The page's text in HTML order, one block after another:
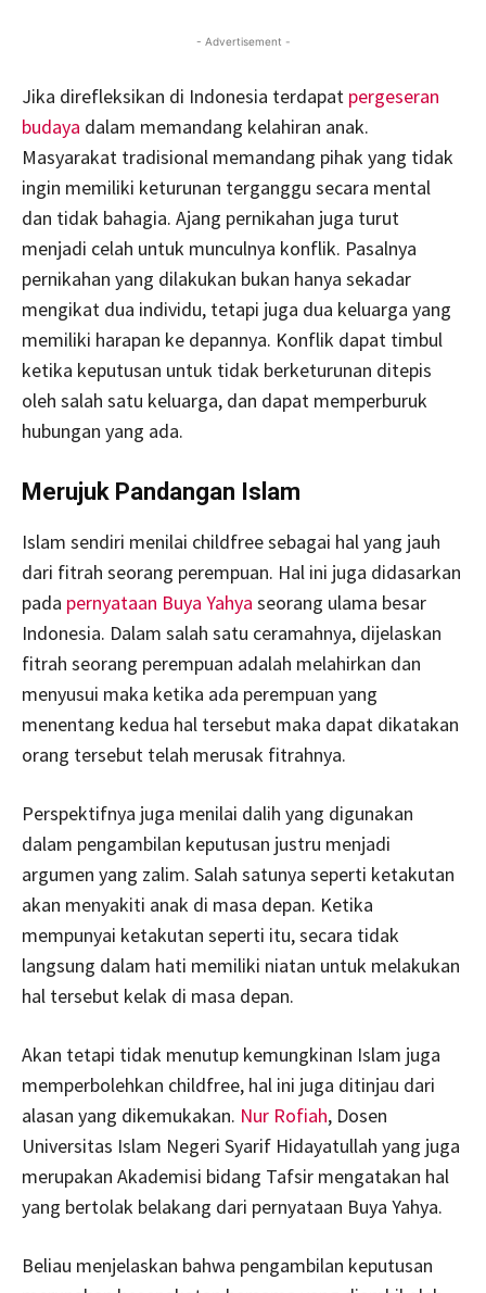
- Advertisement -
Jika direfleksikan di Indonesia terdapat pergeseran
budaya dalam memandang kelahiran anak.
Masyarakat tradisional memandang pihak yang tidak
ingin memiliki keturunan terganggu secara mental
dan tidak bahagia. Ajang pernikahan juga turut
menjadi celah untuk munculnya konflik. Pasalnya
pernikahan yang dilakukan bukan hanya sekadar
mengikat dua individu, tetapi juga dua keluarga yang
memiliki harapan ke depannya. Konflik dapat timbul
ketika keputusan untuk tidak berketurunan ditepis
oleh salah satu keluarga, dan dapat memperburuk
hubungan yang ada.
Merujuk Pandangan Islam
Islam sendiri menilai childfree sebagai hal yang jauh
dari fitrah seorang perempuan. Hal ini juga didasarkan
pada pernyataan Buya Yahya seorang ulama besar
Indonesia. Dalam salah satu ceramahnya, dijelaskan
fitrah seorang perempuan adalah melahirkan dan
menyusui maka ketika ada perempuan yang
menentang kedua hal tersebut maka dapat dikatakan
orang tersebut telah merusak fitrahnya.
Perspektifnya juga menilai dalih yang digunakan
dalam pengambilan keputusan justru menjadi
argumen yang zalim. Salah satunya seperti ketakutan
akan menyakiti anak di masa depan. Ketika
mempunyai ketakutan seperti itu, secara tidak
langsung dalam hati memiliki niatan untuk melakukan
hal tersebut kelak di masa depan.
Akan tetapi tidak menutup kemungkinan Islam juga
memperbolehkan childfree, hal ini juga ditinjau dari
alasan yang dikemukakan. Nur Rofiah, Dosen
Universitas Islam Negeri Syarif Hidayatullah yang juga
merupakan Akademisi bidang Tafsir mengatakan hal
yang bertolak belakang dari pernyataan Buya Yahya.
Beliau menjelaskan bahwa pengambilan keputusan